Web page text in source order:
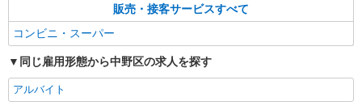
販売・接客サービスすべて
コンビニ・スーパー
同じ雇用形態から中野区の求人を探す
アルバイト